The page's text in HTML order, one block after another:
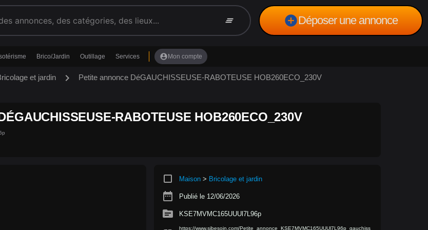
clear_all add_circleDéposer une annonce
Brico/Jardin Outillage Services account_circle Mon compte
et jardin chevron_right Petite annonce DéGAUCHISSEUSE-RABOTEUSE HOB260ECO_230V
RABOTEUSE HOB260ECO_230V
crop_square Maison> Bricolage et jardin
date_range Publié le 12/06/2026
source KSE7MVMC165UUUl7L96p
https://www.sibesoin.com/Petite_annonce_KSE7MVMC165UUUl7L96p_gauchiss